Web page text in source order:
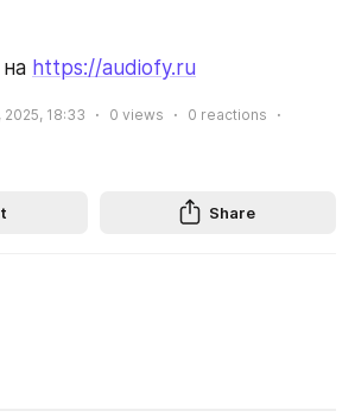
https://audiofy.ru
2025, 18:33 0 views 0 reactions
Share